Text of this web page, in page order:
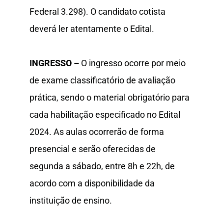
Federal 3.298). O candidato cotista
deverá ler atentamente o Edital.
INGRESSO – O ingresso ocorre por meio
de exame classificatório de avaliação
prática, sendo o material obrigatório para
cada habilitação especificado no Edital
2024. As aulas ocorrerão de forma
presencial e serão oferecidas de
segunda a sábado, entre 8h e 22h, de
acordo com a disponibilidade da
instituição de ensino.